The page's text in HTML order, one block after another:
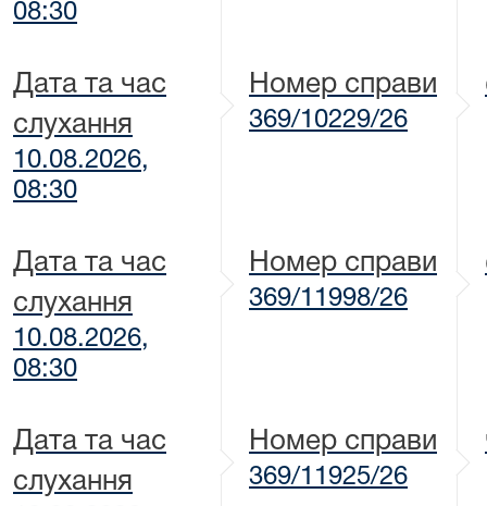
08:30
Дата та час
слухання
10.08.2026,
08:30
Номер справи
369/10229/26
Дата та час
слухання
10.08.2026,
08:30
Номер справи
369/11998/26
Дата та час
слухання
Номер справи
369/11925/26